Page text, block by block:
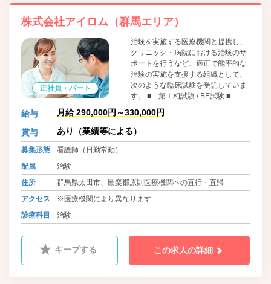
株式会社アイロム（群馬エリア）
正社員・パート
治験を実施する医療機関と提携し、
クリニック・病院における治験のサ
ポートを行うなど、適正で能率的な
治験の実施を支援する組織として、
次のような臨床試験を受託していま
す。 ■ 第Ⅰ相試験 / BE試験 ■ 第
Ⅱ相試験、第Ⅲ相試験、製造販売後
臨床試験 ■ 食品に関する臨床試験
■ 化粧品に関する臨床試験 ■ 医師
主導臨床試験の支援、医師主導臨床
給与 月給 290,000円～330,000円
賞与 あり（業績等による）
募集形態
看護師（日勤常勤）
配属
治験
住所
群馬県太田市、邑楽郡原則医療機関への直行・直帰
アクセス
※医療機関により異なります
診療科目
治験
キープする この求人の詳細